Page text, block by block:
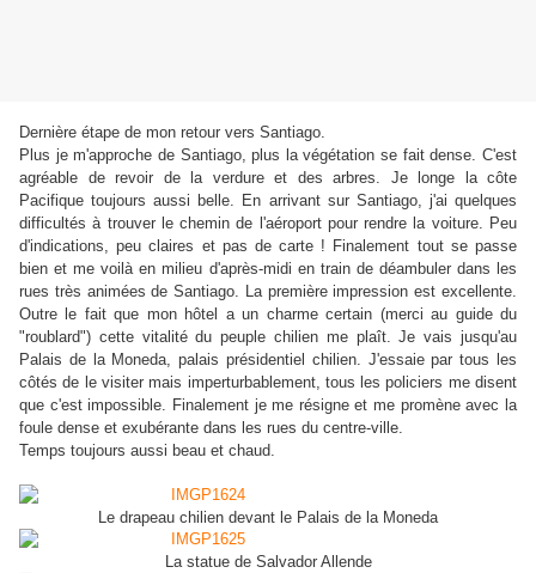
Dernière étape de mon retour vers Santiago.
Plus je m'approche de Santiago, plus la végétation se fait dense. C'est
agréable de revoir de la verdure et des arbres. Je longe la côte
Pacifique toujours aussi belle. En arrivant sur Santiago, j'ai quelques
difficultés à trouver le chemin de l'aéroport pour rendre la voiture. Peu
d'indications, peu claires et pas de carte ! Finalement tout se passe
bien et me voilà en milieu d'après-midi en train de déambuler dans les
rues très animées de Santiago. La premièreimpression est excellente.
Outre le fait que mon hôtel a un charme certain (merci au guide du
"roublard") cette vitalité du peuple chilien me plaît. Je vais jusqu'au
Palais de la Moneda, palais présidentiel chilien. J'essaie par tous les
côtés de le visiter mais imperturbablement, tous les policiers me disent
que c'est impossible. Finalement je me résigne et me promène avec la
foule dense et exubérante dans les rues du centre-ville.
Temps toujours aussi beau et chaud.
Le drapeau chilien devant le Palais de la Moneda
La statue de Salvador Allende